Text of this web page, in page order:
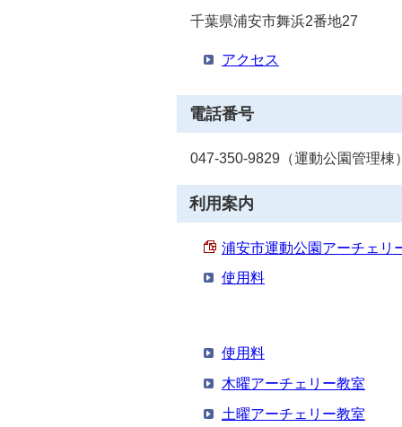
千葉県浦安市舞浜2番地27
アクセス
電話番号
047-350-9829（運動公園管理棟
利用案内
浦安市運動公園アーチェリ
使用料
使用料
木曜アーチェリー教室
土曜アーチェリー教室